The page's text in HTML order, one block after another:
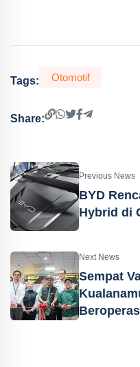
Tags: Otomotif
Share:
Previous News
BYD
Hybrid di
Next News
Sempat